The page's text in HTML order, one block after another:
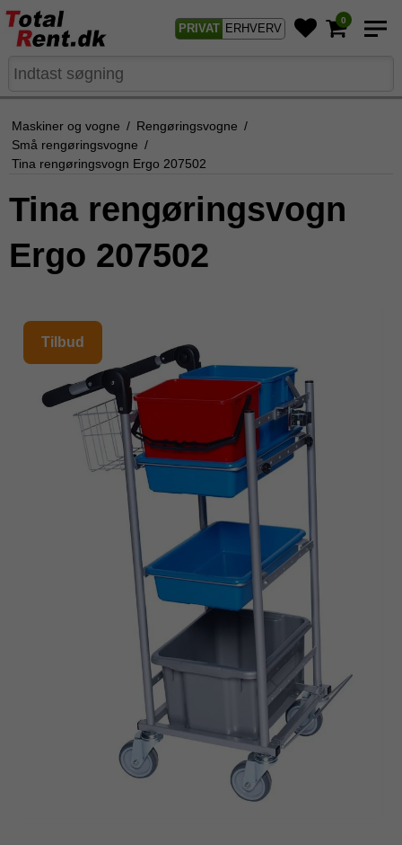
PRIVAT ERHVERV
0
Maskiner og vogne / Rengøringsvogne /
Små rengøringsvogne /
Tina rengøringsvogn Ergo 207502
Tina rengøringsvogn
Ergo 207502
Tilbud